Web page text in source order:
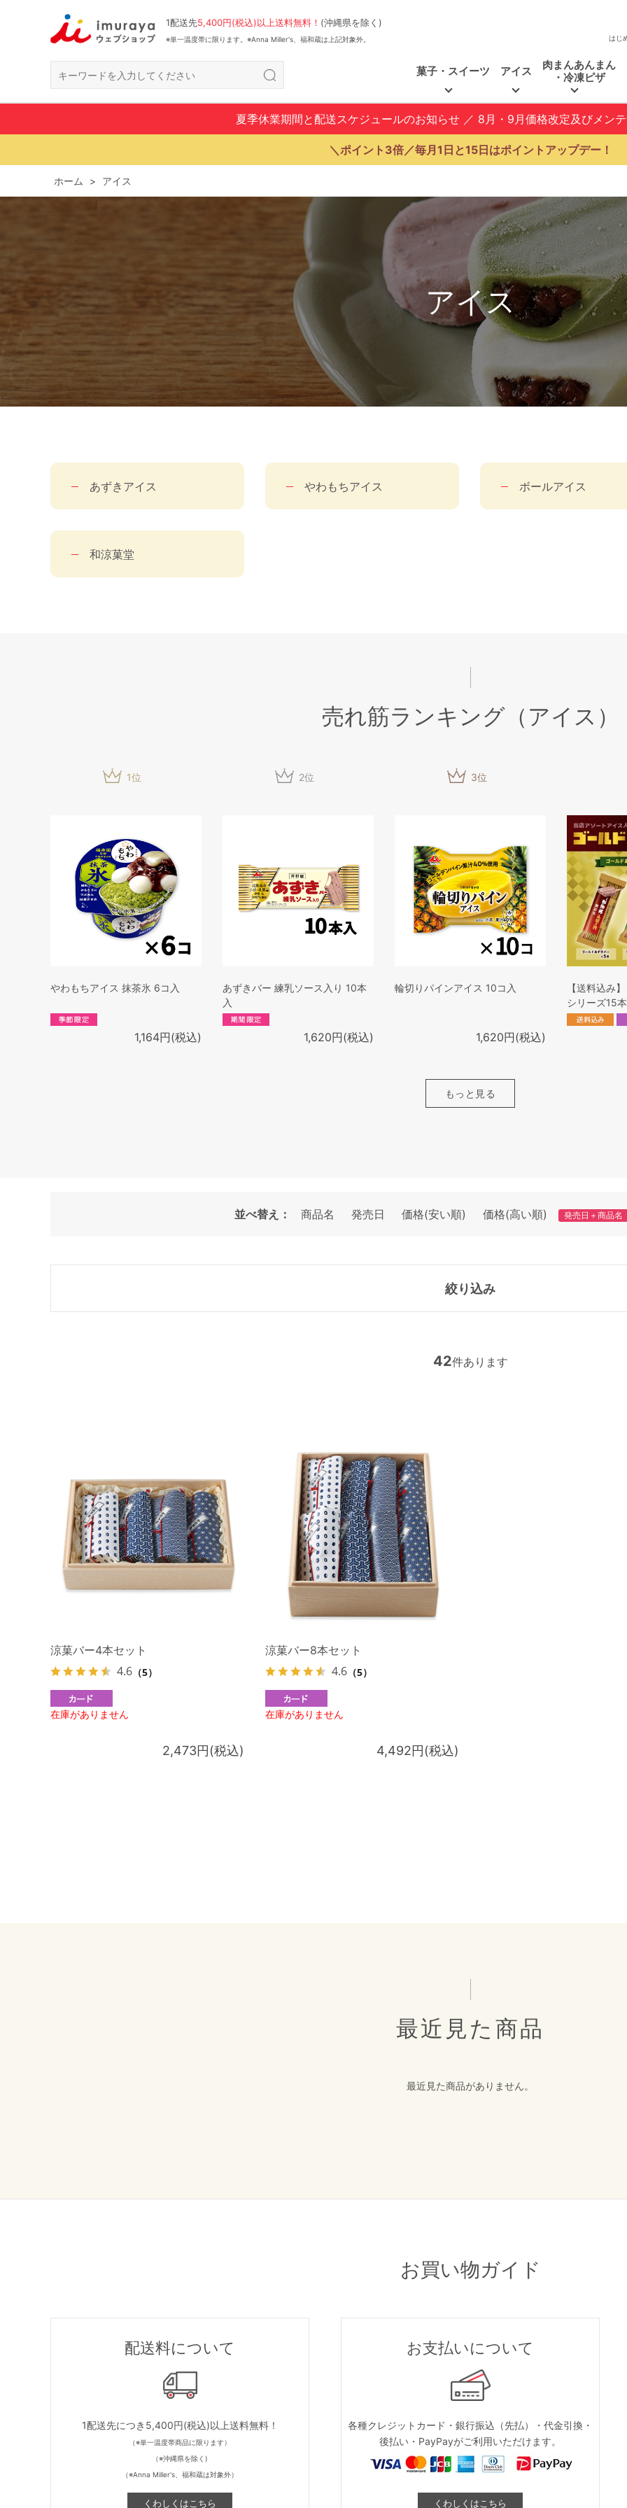
1配送先5,400円(税込)以上送料無料！ (沖縄県を除く)
※単一温度帯に限ります。※Anna Miller's、福和蔵は上記対象外。 はじ
菓子・スイーツ アイス
肉まんあんまん
・冷凍ピザ
夏季休業期間と配送スケジュールのお知らせ ／ 8月・9月価格改定及びメン
＼ポイント3倍／毎月1日と15日はポイントアップデー！
ホーム > アイス
アイス
あずきアイス やわもちアイス ボールアイス
和涼菓堂
売れ筋ランキング（アイス）
1位
やわもちアイス 抹茶氷 6コ入
1,164円(税込)
2位
あずきバー 練乳ソース入り 10本
入
1,620円(税込)
3位
輪切りパインアイス 10コ入
1,620円(税込)
【送料込み
シリーズ15
もっと見る
並べ替え： 商品名 発売日 価格(安い順) 価格(高い順) 発売日＋商品名
絞り込み
42件あります
涼菓バー4本セット
4.6 （5）
在庫がありません
2,473円(税込)
涼菓バー8本セット
4.6 （5）
在庫がありません
4,492円(税込)
最近見た商品
最近見た商品がありません。
お買い物ガイド
配送料について
1配送先につき5,400円(税込)以上送料無料！
（※単一温度帯商品に限ります）
（※沖縄県を除く)
（※Anna Miller's、福和蔵は対象外）
くわしくはこちら
お支払いについて
各種クレジットカード・銀行振込（先払）・代金引換・
後払い・PayPayがご利用いただけます。
くわしくはこちら